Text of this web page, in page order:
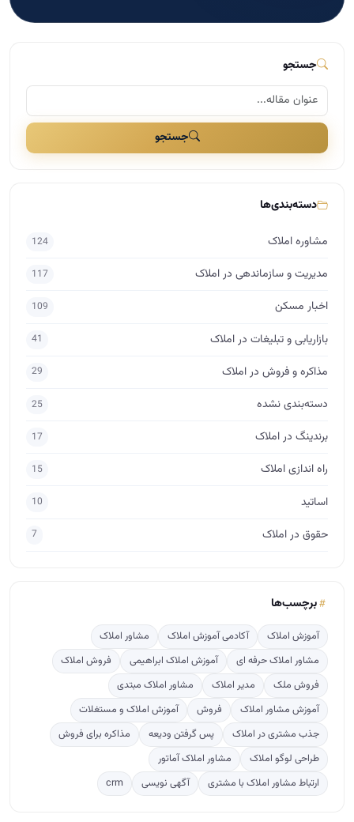
جستجو
جستجو
دسته‌بندی‌ها
مشاوره املاک 124
مدیریت و سازماندهی در املاک 117
اخبار مسکن 109
بازاریابی و تبلیغات در املاک 41
مذاکره و فروش در املاک 29
دسته‌بندی نشده 25
برندینگ در املاک 17
راه اندازی املاک 15
اساتید 10
حقوق در املاک 7
برچسب‌ها
آموزش املاک آکادمی آموزش املاک
مشاور املاک
مشاور املاک حرفه ای
آموزش املاک ابراهیمی
فروش املاک
فروش ملک
مدیر املاک
مشاور املاک مبتدی
آموزش مشاور املاک
فروش
آموزش املاک و مستغلات
جذب مشتری در املاک
پس گرفتن ودیعه
مذاکره برای فروش
طراحی لوگو املاک
مشاور املاک آماتور
ارتباط مشاور املاک با مشتری
آگهی نویسی crm